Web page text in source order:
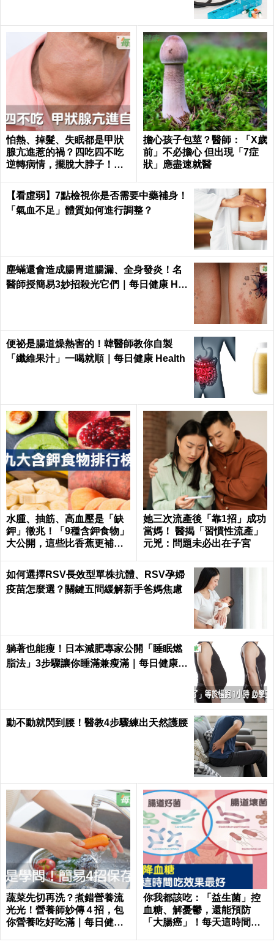
怕熱、掉髮、失眠都是甲狀
腺亢進惹的禍？四吃四不吃
逆轉病情，擺脫大脖子！｜
擔心孩子包莖？醫師：「X歲
前」不必擔心 但出現「7症
狀」應盡速就醫
【看虛弱】7點檢視你是否需要中藥補身！
「氣血不足」體質如何進行調整？
塵蟎還會造成腸胃道腸漏、全身發炎！名
醫師授簡易3妙招殺光它們｜每日健康 He
便祕是腸道燥熱害的！韓醫師教你自製
「纖維果汁」一喝就順｜每日健康 Health
水腫、抽筋、高血壓是「缺
鉀」徵兆！「9種含鉀食物」
大公開，這些比香蕉更補鉀
她三次流產後「靠1招」成功
當媽！ 醫揭「習慣性流產」
元兇：問題未必出在子宮
如何選擇RSV長效型單株抗體、RSV孕婦
疫苗怎麼選？關鍵五問緩解新手爸媽焦慮
躺著也能瘦！日本減肥專家公開「睡眠燃
脂法」3步驟讓你睡滿兼瘦滿｜每日健康 H
動不動就閃到腰！醫教4步驟練出天然護腰
蔬菜先切再洗？煮錯營養流
光光！營養師妙傳４招，包
你營養吃好吃滿｜每日健康
你我都該吃：「益生菌」控
血糖、解憂鬱，還能預防
「大腸癌」！每天這時間吃